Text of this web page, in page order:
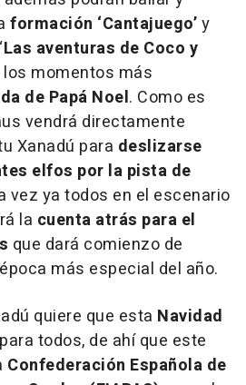
formación ‘Cantajuego’y
Las aventuras de Coco y
los momentos más
de Papá Noel. Como es
vendrá directamente
Xanadú para deslizarse
elfos por la pista de
vez ya todos en el escenario
la cuenta atrás para el
que dará comienzo de
más especial del año.
quiere que esta Navidad
para todos, de ahí que este
Confederación Española de